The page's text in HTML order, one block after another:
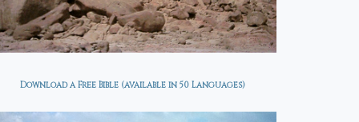
Download a Free Bible (available in 50 Languages)